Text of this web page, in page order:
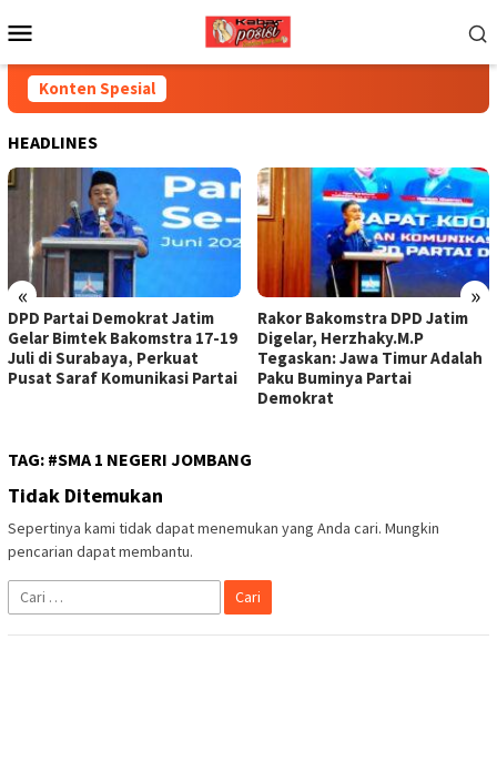
ke
Mobile
Konten Spesial
HEADLINES
« »
DPD Partai Demokrat Jatim
Gelar Bimtek Bakomstra 17-19
Juli di Surabaya, Perkuat
Pusat Saraf Komunikasi Partai
Rakor Bakomstra DPD Jatim
Digelar, Herzhaky.M.P
Tegaskan: Jawa Timur Adalah
Paku Buminya Partai
Demokrat
TAG: #SMA 1 NEGERI JOMBANG
Tidak Ditemukan
Sepertinya kami tidak dapat menemukan yang Anda cari. Mungkin
pencarian dapat membantu.
Cari
untuk: